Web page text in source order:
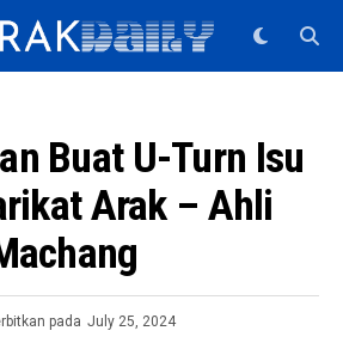
Buat U-Turn Isu
Arak – Ahli
pada July 25, 2024